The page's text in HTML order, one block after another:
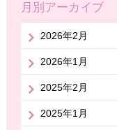
月別アーカイブ
2026年2月
2026年1月
2025年2月
2025年1月